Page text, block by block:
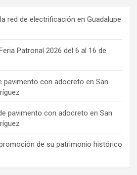
o
k
T
u
b
e
C
h
a
n
n
el
red de electrificación en Guadalupe
Patronal 2026 del 6 al 16 de
pavimento con adocreto en San
pavimento con adocreto en San
de su patrimonio histórico